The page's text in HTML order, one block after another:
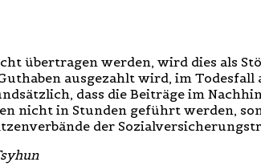
übertragen werden, wird dies als
ausgezahlt wird, im
dass die Beiträge im
nicht in Stunden geführt werden,
der